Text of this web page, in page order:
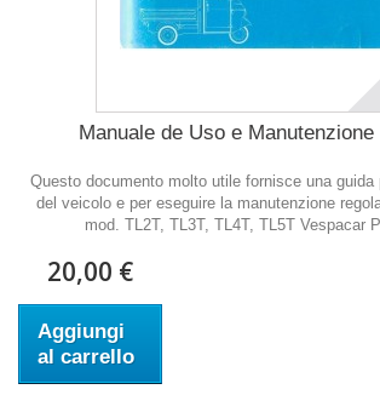
Manuale de Uso e Manutenzione
Questo documento molto utile fornisce una guida
del veicolo e per eseguire la manutenzione
mod. TL2T, TL3T, TL4T, TL5T Vespacar
20,00 €
Aggiungi
al carrello